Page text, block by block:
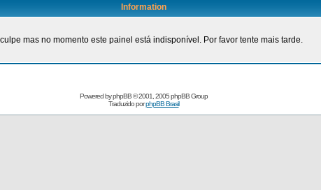
Information
mas no momento este painel está indisponível. Por favor tente mais tarde.
Powered byphpBB© 2001, 2005 phpBB Group
Traduzido porphpBB Brasil